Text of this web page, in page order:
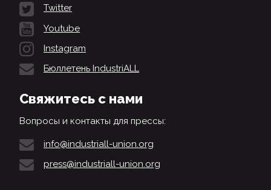
Twitter
Youtube
Instagram
Бюллетень IndustriALL
Свяжитесь с нами
Вопросы и контакты для прессы:
info@industriall-union.org
press@industriall-union.org